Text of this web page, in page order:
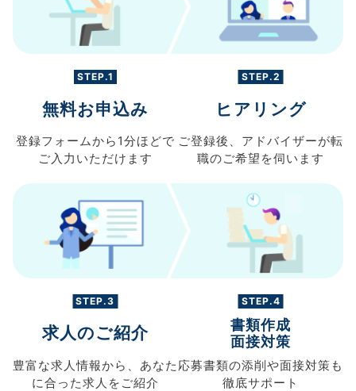
STEP.1
無料お申込み
登録フォームから 1分ほどで
ご入力 いただけます
STEP.2
ヒアリング
ご登録後、 アドバイザーが転
職のご希望を伺います
STEP.3
求人のご紹介
豊富な求人情報から、 あなた
に合った求人を ご紹介
STEP.4
書類作成
面接対策
応募書類の添削や面接対策も
徹底サポート